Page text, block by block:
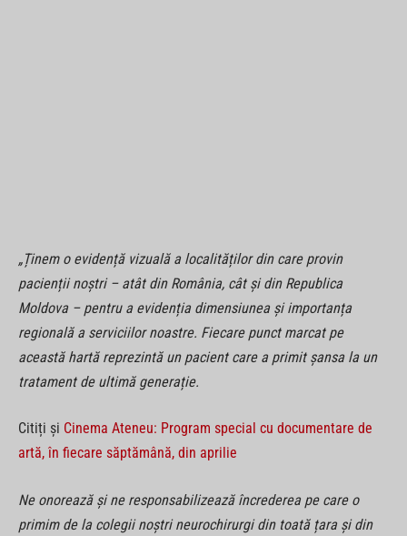
„Ținem o evidență vizuală a localităților din care provin
pacienții noștri – atât din România, cât și din Republica
Moldova – pentru a evidenția dimensiunea și importanța
regională a serviciilor noastre. Fiecare punct marcat pe
această hartă reprezintă un pacient care a primit șansa la un
tratament de ultimă generație.
Citiți și Cinema Ateneu: Program special cu documentare de
artă, în fiecare săptămână, din aprilie
Ne onorează și ne responsabilizează încrederea pe care o
primim de la colegii noștri neurochirurgi din toată țara și din